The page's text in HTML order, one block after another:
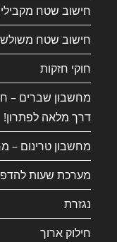
חישוב שטח
חישוב שטח משולש
חוקי חזקות
מחשבון שברים –
דרך מלאה לפתרון!
מחשבון טרינום –
מערכת שעות
נגזרת
חילוק ארוך